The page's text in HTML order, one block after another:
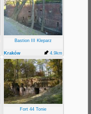
Bastion III Kleparz
Kraków 4.9km
Fort 44 Tonie